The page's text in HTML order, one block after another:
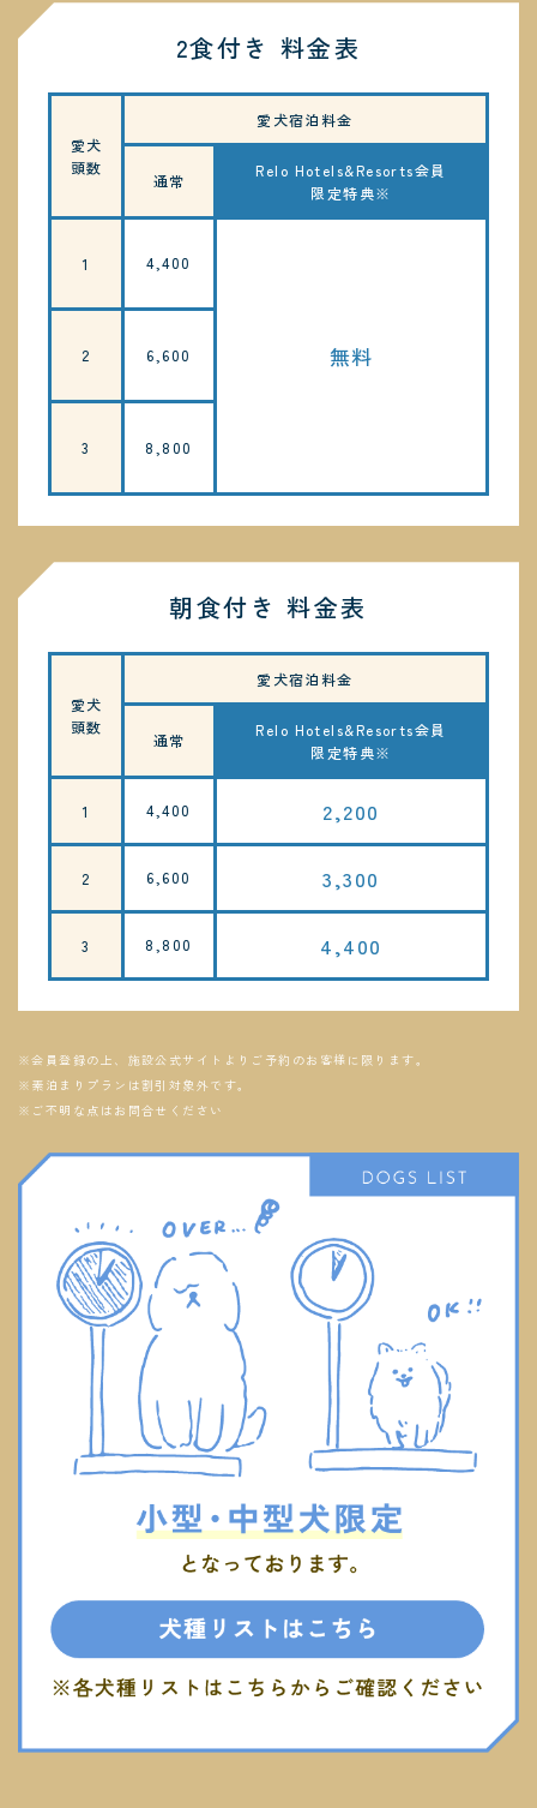
2食付き 料金表
愛犬
頭数
愛犬宿泊料金
通常
Relo Hotels&Resorts会員
限定特典※
1 4,400
無料
2 6,600
3 8,800
朝食付き 料金表
愛犬
頭数
愛犬宿泊料金
通常
Relo Hotels&Resorts会員
限定特典※
1 4,400 2,200
2 6,600 3,300
3 8,800 4,400
※会員登録の上、施設公式サイトよりご予約のお客様に限ります。
※素泊まりプランは割引対象外です。
※ご不明な点はお問合せください